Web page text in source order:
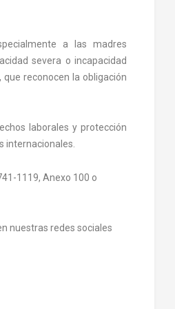
a las madres
severa o incapacidad
reconocen la obligación
laborales y protección
internacionales.
1119, Anexo 100 o
nuestras redes sociales